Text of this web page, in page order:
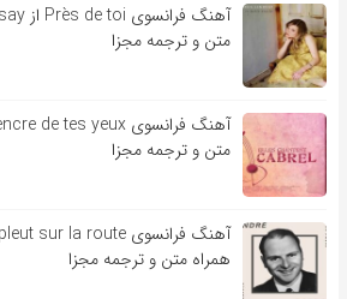
متن و ترجمه مجزا
متن و ترجمه مجزا
همراه متن و ترجمه مجزا